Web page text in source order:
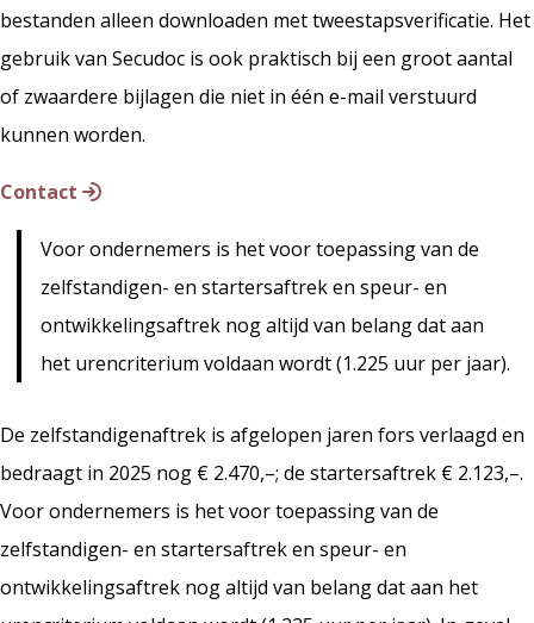
bestanden alleen downloaden met tweestapsverificatie. Het
gebruik van Secudoc is ook praktisch bij een groot aantal
of zwaardere bijlagen die niet in één e-mail verstuurd
kunnen worden.
Contact
Voor ondernemers is het voor toepassing van de
zelfstandigen- en startersaftrek en speur- en
ontwikkelingsaftrek nog altijd van belang dat aan
het urencriterium voldaan wordt (1.225 uur per jaar).
De zelfstandigenaftrek is afgelopen jaren fors verlaagd en
bedraagt in 2025 nog € 2.470,–; de startersaftrek € 2.123,–.
Voor ondernemers is het voor toepassing van de
zelfstandigen- en startersaftrek en speur- en
ontwikkelingsaftrek nog altijd van belang dat aan het